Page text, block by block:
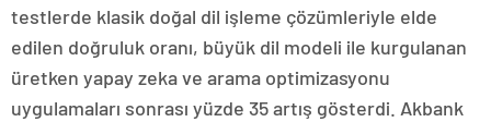
testlerde klasik doğal dil işleme çözümleriyle elde
edilen doğruluk oranı, büyük dil modeli ile kurgulanan
üretken yapay zeka ve arama optimizasyonu
uygulamaları sonrası yüzde 35 artış gösterdi. Akbank